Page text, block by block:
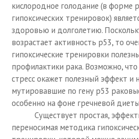
№ 1
№ 2
№ 3
№ 4
№ 6
кислородное голодание (в форме
гипоксических тренировок)
здоровью и долголетию.
возрастает активность р53, то
гипоксические тренировки
профилактики рака. Возможно, что
стресс окажет полезный эффект и
мутировавшие по гену р53
особенно на фоне гречневой
Существует простая,
переносимая методика